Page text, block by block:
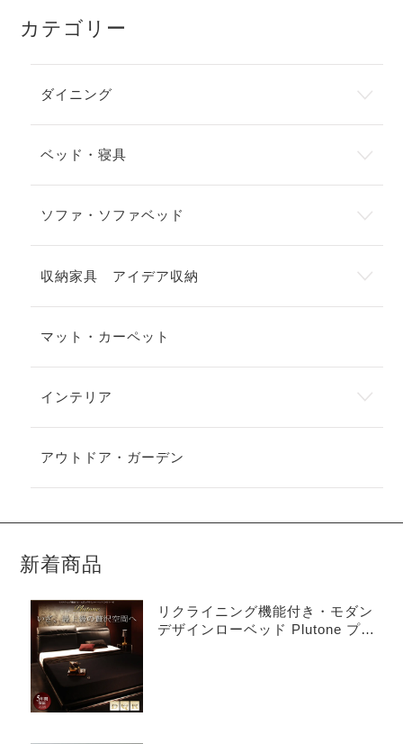
カテゴリー
ダイニング
ベッド・寝具
ソファ・ソファベッド
収納家具 アイデア収納
マット・カーペット
インテリア
アウトドア・ガーデン
新着商品
リクライニング機能付き・モダン
デザインローベッド Plutone プル